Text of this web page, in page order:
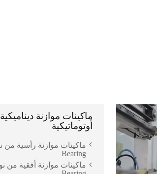
ماكينات موازنة
أوتوماتيكية
Bearing